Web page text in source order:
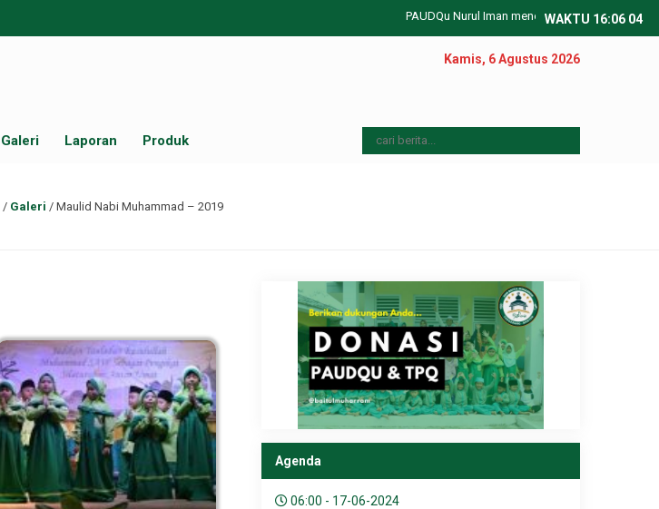
PAUDQu Nurul Iman menerima pendaftaran peserta
WAKTU 16:06 06
Kamis, 6 Agustus 2026
Galeri Laporan Produk
/ Galeri / Maulid Nabi Muhammad – 2019
Agenda
06:00 - 17-06-2024